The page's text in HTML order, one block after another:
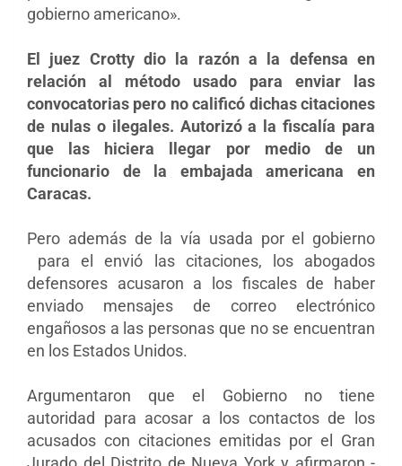
gobierno americano».
El juez Crotty dio la razón a la defensa en
relación al método usado para enviar las
convocatorias pero no calificó dichas citaciones
de nulas o ilegales. Autorizó a la fiscalía para
que las hiciera llegar por medio de un
funcionario de la embajada americana en
Caracas.
Pero además de la vía usada por el gobierno
para el envió las citaciones, los abogados
defensores acusaron a los fiscales de haber
enviado mensajes de correo electrónico
engañosos a las personas que no se encuentran
en los Estados Unidos.
Argumentaron que el Gobierno no tiene
autoridad para acosar a los contactos de los
acusados ​​con citaciones emitidas por el Gran